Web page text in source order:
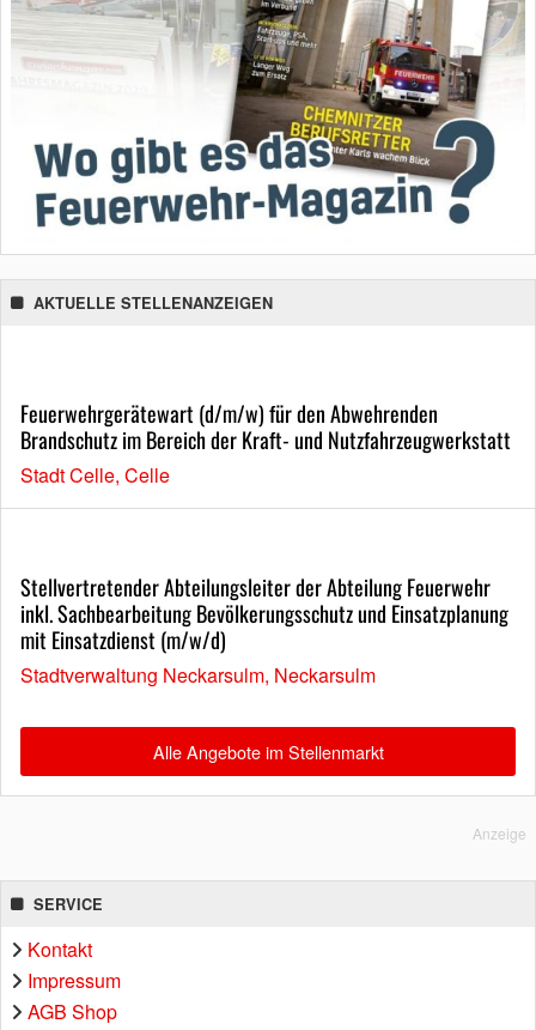
AKTUELLE STELLENANZEIGEN
Feuerwehrgerätewart (d/m/w) für den Abwehrenden
Brandschutz im Bereich der Kraft- und Nutzfahrzeugwerkstatt
Stadt Celle, Celle
Stellvertretender Abteilungsleiter der Abteilung Feuerwehr
inkl. Sachbearbeitung Bevölkerungsschutz und Einsatzplanung
mit Einsatzdienst (m/w/d)
Stadtverwaltung Neckarsulm, Neckarsulm
Alle Angebote im Stellenmarkt
Anzeige
SERVICE
Kontakt
Impressum
AGB Shop